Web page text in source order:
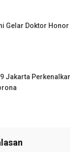
Gelar Doktor Honor
Jakarta